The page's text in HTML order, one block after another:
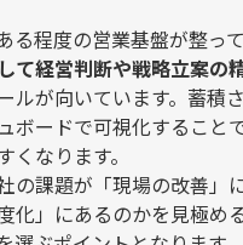
る程度の営業基盤が整っ
て経営判断や戦略立案の
ルが向いています。蓄積
ボードで可視化すること
くなります。
の課題が「現場の改善」
化」にあるのかを見極め